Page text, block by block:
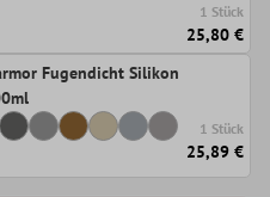
1 Stück
25,80 €
Fugendicht Silikon
1 Stück
25,89 €